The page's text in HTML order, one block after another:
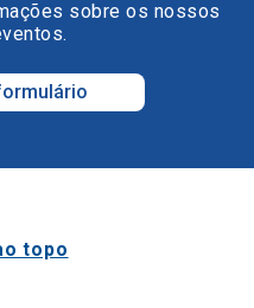
sobre os nossos
topo